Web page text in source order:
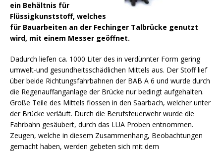
ein Behältnis für
Flüssigkunststoff, welches
für Bauarbeiten an der Fechinger Talbrücke genutzt
wird, mit einem Messer geöffnet.
Dadurch liefen ca. 1000 Liter des in verdünnter Form gering
umwelt-und gesundheitsschädlichen Mittels aus. Der Stoff lief
über beide Richtungsfahrbahnen der BAB A 6 und wurde durch
die Regenauffanganlage der Brücke nur bedingt aufgehalten.
Große Teile des Mittels flossen in den Saarbach, welcher unter
der Brücke verläuft. Durch die Berufsfeuerwehr wurde die
Fahrbahn gesäubert, durch das LUA Proben entnommen.
Zeugen, welche in diesem Zusammenhang, Beobachtungen
gemacht haben, werden gebeten sich mit dem